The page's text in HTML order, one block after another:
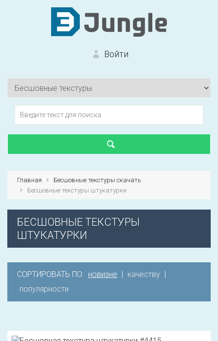
Войти
Вход на сайт
Первый раз? Зарегистрироваться
Главная
Бесшовные текстуры скачать
Бесшовные текстуры штукатурки
БЕСШОВНЫЕ ТЕКСТУРЫ
ШТУКАТУРКИ
СОРТИРОВАТЬ ПО: новизне | качеству |
популярности